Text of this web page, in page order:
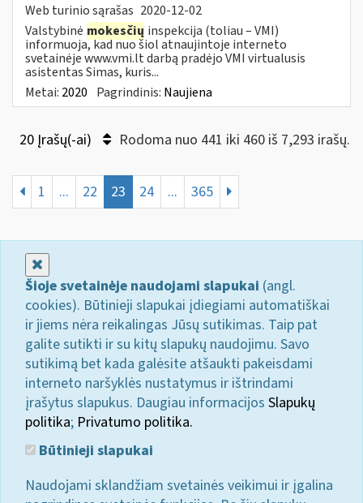
Web turinio sąrašas 2020-12-02
Valstybinė mokesčių inspekcija (toliau – VMI)
informuoja, kad nuo šiol atnaujintoje interneto
svetainėje www.vmi.lt darbą pradėjo VMI virtualusis
asistentas Simas, kuris...
Metai: 2020 Pagrindinis: Naujiena
20 Įrašų(-ai) Rodoma nuo 441 iki 460 iš 7,293 irašų.
1 ... 22 23 24 ... 365
Šioje svetainėje naudojami slapukai (angl.
cookies). Būtinieji slapukai įdiegiami automatiškai
ir jiems nėra reikalingas Jūsų sutikimas. Taip pat
galite sutikti ir su kitų slapukų naudojimu. Savo
sutikimą bet kada galėsite atšaukti pakeisdami
interneto naršyklės nustatymus ir ištrindami
įrašytus slapukus. Daugiau informacijos Slapukų
politika; Privatumo politika.
Būtinieji slapukai
Naudojami sklandžiam svetainės veikimui ir įgalina